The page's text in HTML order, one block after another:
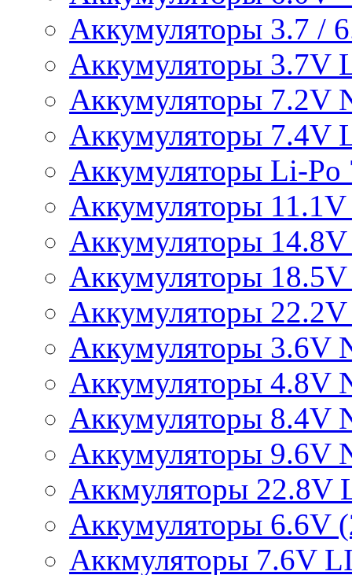
Аккумуляторы 3.7 /
Аккумуляторы 3.7V
Аккумуляторы 7.2V
Аккумуляторы 7.4V
Аккумуляторы Li-Po
Аккумуляторы
Аккумуляторы
Аккумуляторы
Аккумуляторы
Аккумуляторы 3.6V
Аккумуляторы 4.8V
Аккумуляторы 8.4V
Аккумуляторы 9.6V
Аккмуляторы 22.8V
Аккумуляторы 6.6V
Аккмуляторы 7.6V